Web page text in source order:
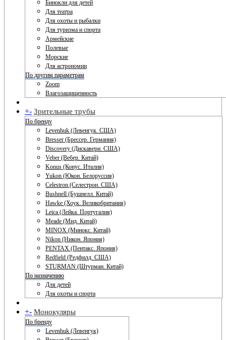
Бинокли для детей
Для театра
Для охоты и рыбалки
Для туризма и спорта
Армейские
Полевые
Морские
Для астрономии
По другим параметрам
Zoom
Влагозащищенность
+- Зрительные трубы
По бренду
Levenhuk (Левенгук. США)
Bresser (Брессер. Германия)
Discovery (Дискавери. США)
Veber (Вебер. Китай)
Konus (Конус. Италия)
Yukon (Юкон. Белоруссия)
Celestron (Селестрон. США)
Bushnell (Бушнелл. Китай)
Hawke (Хоук. Великобритания)
Leica (Лейка. Португалия)
Meade (Мид. Китай)
MINOX (Минокс. Китай)
Nikon (Никон. Япония)
PENTAX (Пентакс. Япония)
Redfield (Редфилд. США)
STURMAN (Штурман. Китай)
По назначению
Для детей
Для охоты и спорта
+- Монокуляры
По бренду
Levenhuk (Левенгук)